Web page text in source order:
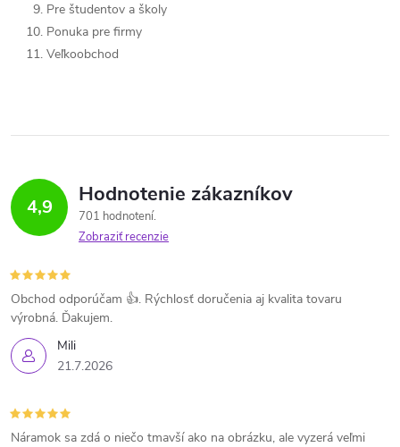
Pre študentov a školy
Ponuka pre firmy
Veľkoobchod
4,9 Hodnotenie zákazníkov
701 hodnotení
Zobraziť recenzie
Mili
21.7.2026
Obchod odporúčam 👍. Rýchlosť doručenia aj kvalita tovaru
výrobná. Ďakujem.
Náramok sa zdá o niečo tmavší ako na obrázku, ale vyzerá veľmi